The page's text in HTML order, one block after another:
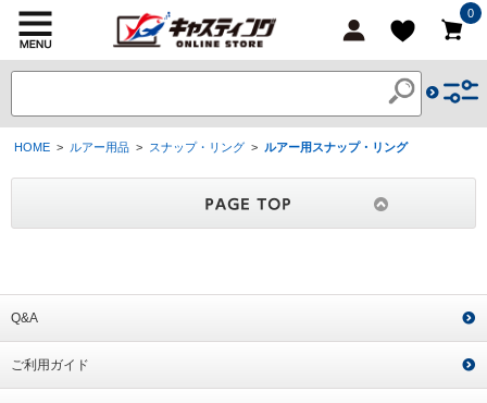
0
HOME > ルアー用品 > スナップ・リング > ルアー用スナップ・リング
Q&A
ご利用ガイド